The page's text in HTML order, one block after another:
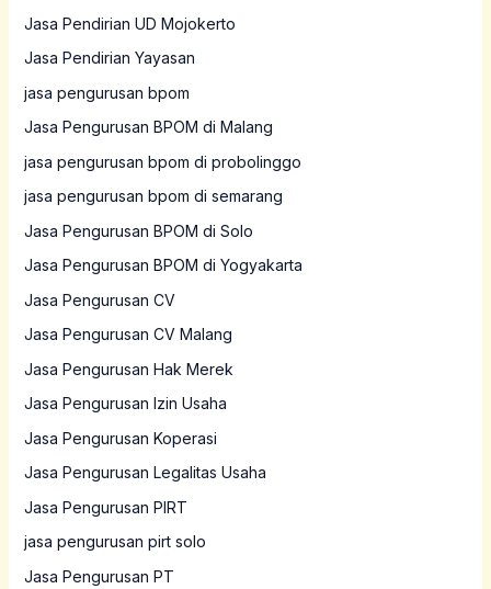
Jasa Pendirian UD Mojokerto
Jasa Pendirian Yayasan
jasa pengurusan bpom
Jasa Pengurusan BPOM di Malang
jasa pengurusan bpom di probolinggo
jasa pengurusan bpom di semarang
Jasa Pengurusan BPOM di Solo
Jasa Pengurusan BPOM di Yogyakarta
Jasa Pengurusan CV
Jasa Pengurusan CV Malang
Jasa Pengurusan Hak Merek
Jasa Pengurusan Izin Usaha
Jasa Pengurusan Koperasi
Jasa Pengurusan Legalitas Usaha
Jasa Pengurusan PIRT
jasa pengurusan pirt solo
Jasa Pengurusan PT